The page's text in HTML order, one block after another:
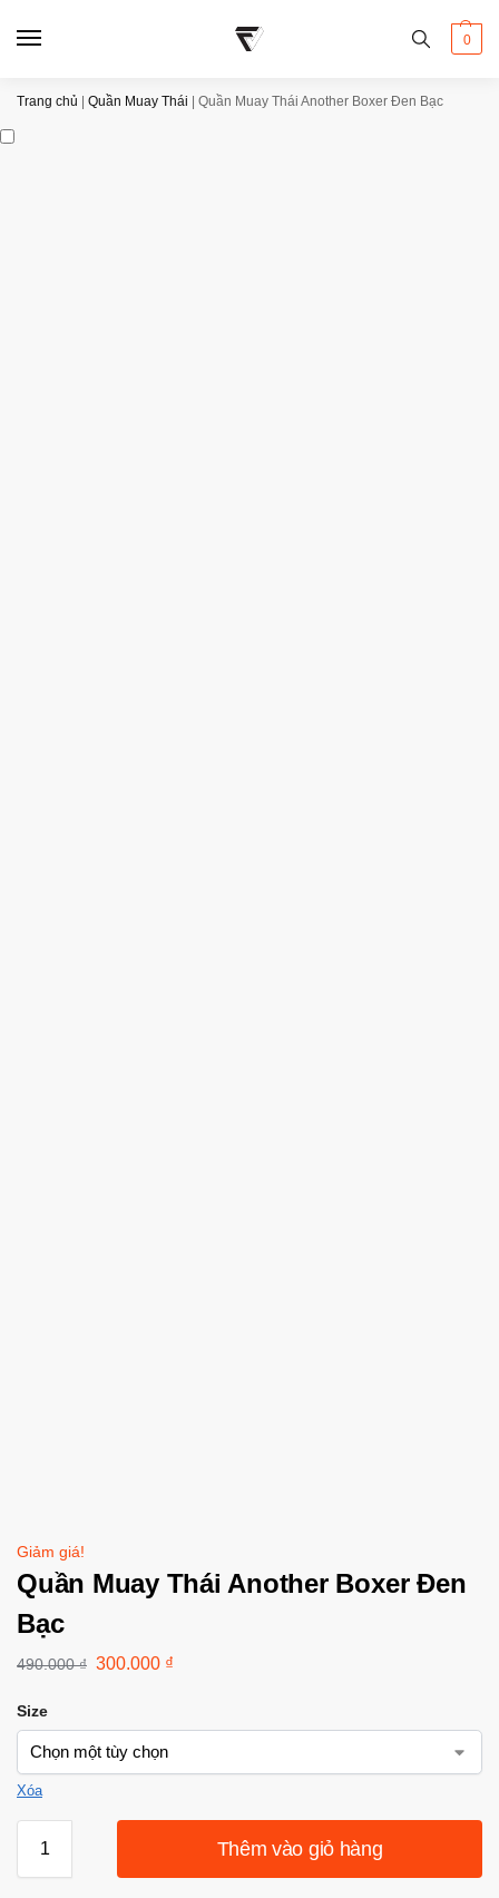
0
Trang chủ Quần Muay Thái Quần Muay Thái Another Boxer Đen Bạc
Giảm giá!
Quần Muay Thái Another Boxer Đen
Bạc
490.000₫ 300.000 ₫
Size
Xóa
Thêm vào giỏ hàng